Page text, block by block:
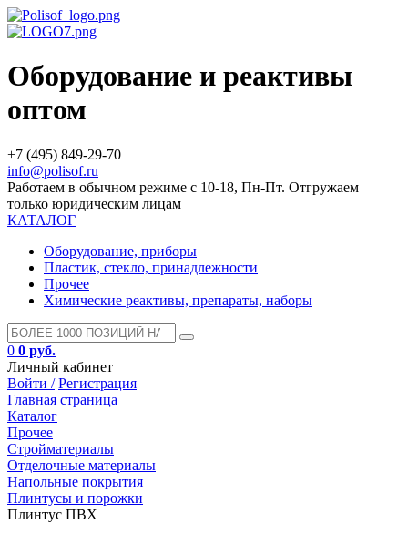
Оборудование и реактивы
оптом
+7 (495) 849-29-70
info@polisof.ru
Работаем в обычном режиме с 10-18, Пн-Пт. Отгружаем
только юридическим лицам
КАТАЛОГ
Оборудование, приборы
Пластик, стекло, принадлежности
Прочее
Химические реактивы, препараты, наборы
0 0 руб.
Личный кабинет
Войти / Регистрация
Главная страница
Каталог
Прочее
Стройматериалы
Отделочные материалы
Напольные покрытия
Плинтусы и порожки
Плинтус ПВХ